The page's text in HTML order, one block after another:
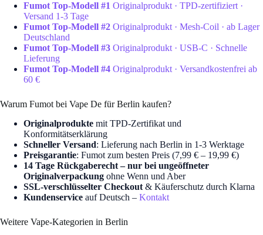
Fumot Top-Modell #1 Originalprodukt · TPD-zertifiziert ·
Versand 1-3 Tage
Fumot Top-Modell #2 Originalprodukt · Mesh-Coil · ab Lager
Deutschland
Fumot Top-Modell #3 Originalprodukt · USB-C · Schnelle
Lieferung
Fumot Top-Modell #4 Originalprodukt · Versandkostenfrei ab
60 €
Warum Fumot bei Vape De für Berlin kaufen?
Originalprodukte mit TPD-Zertifikat und
Konformitätserklärung
Schneller Versand: Lieferung nach Berlin in 1-3 Werktage
Preisgarantie: Fumot zum besten Preis (7,99 € – 19,99 €)
14 Tage Rückgaberecht – nur bei ungeöffneter
Originalverpackung ohne Wenn und Aber
SSL-verschlüsselter Checkout & Käuferschutz durch Klarna
Kundenservice auf Deutsch – Kontakt
Weitere Vape-Kategorien in Berlin